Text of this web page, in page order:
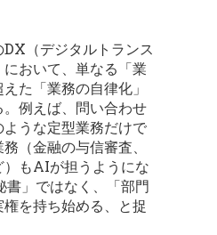
（デジタルトランス
おいて、単なる「業
た「業務の自律化」
例えば、問い合わせ
うな定型業務だけで
（金融の与信審査、
もAIが担うようにな
」ではなく、「部門
を持ち始める、と捉